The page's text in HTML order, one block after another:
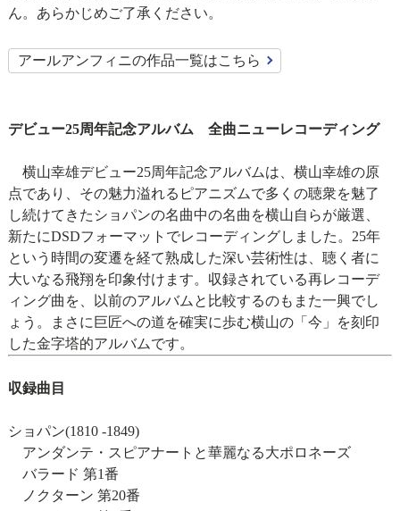
ん。あらかじめご了承ください。
アールアンフィニの作品一覧はこちら
デビュー25周年記念アルバム 全曲ニューレコーディング
横山幸雄デビュー25周年記念アルバムは、横山幸雄の原
点であり、その魅力溢れるピアニズムで多くの聴衆を魅了
し続けてきたショパンの名曲中の名曲を横山自らが厳選、
新たにDSDフォーマットでレコーディングしました。25年
という時間の変遷を経て熟成した深い芸術性は、聴く者に
大いなる飛翔を印象付けます。収録されている再レコーデ
ィング曲を、以前のアルバムと比較するのもまた一興でし
ょう。まさに巨匠への道を確実に歩む横山の「今」を刻印
した金字塔的アルバムです。
収録曲目
ショパン(1810 -1849)
アンダンテ・スピアナートと華麗なる大ポロネーズ
バラード 第1番
ノクターン 第20番